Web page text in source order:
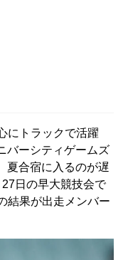
にトラックで活躍
バーシティゲームズ
夏合宿に入るのが遅
日の早大競技会で
結果が出走メンバー